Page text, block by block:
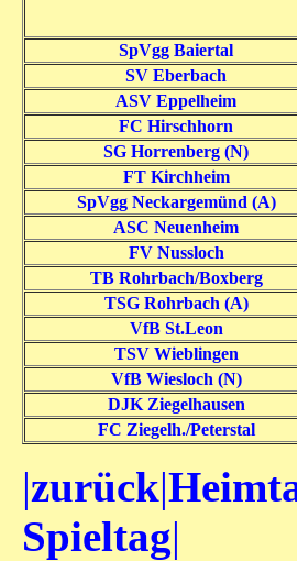
SpVgg Baiertal
SV Eberbach
ASV Eppelheim
FC Hirschhorn
SG Horrenberg (N)
FT Kirchheim
SpVgg Neckargemünd (A)
ASC Neuenheim
FV Nussloch
TB Rohrbach/Boxberg
TSG Rohrbach (A)
VfB St.Leon
TSV Wieblingen
VfB Wiesloch (N)
DJK Ziegelhausen
FC Ziegelh./Peterstal
|zurück|
Spieltag|